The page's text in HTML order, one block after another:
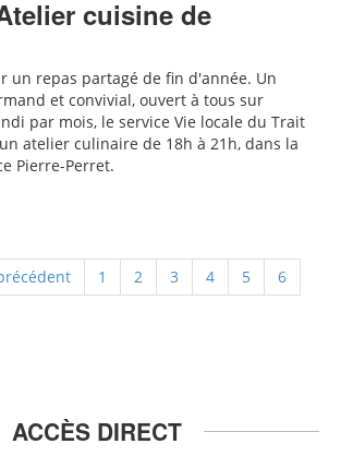
cuisine de
un repas partagé de fin d'année. Un
et convivial, ouvert à tous sur
par mois, le service Vie locale du Trait
atelier culinaire de 18h à 21h, dans la
Pierre-Perret.
1 2 3 4 5
6
ACCÈS DIRECT